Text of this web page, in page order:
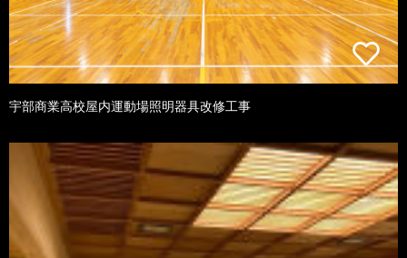
宇部商業高校屋内運動場照明器具改修工事